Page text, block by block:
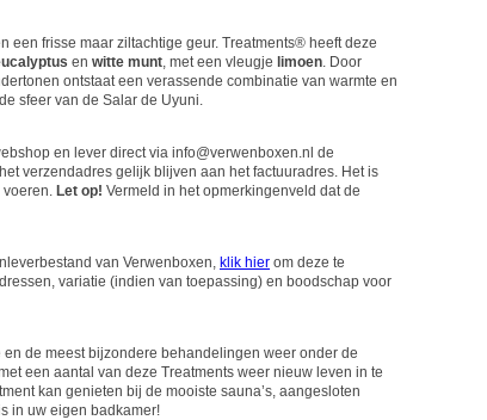
een frisse maar ziltachtige geur. Treatments® heeft deze
en witte munt, met een vleugje limoen. Door
ontstaat een verassende combinatie van warmte en
sfeer van de Salar de Uyuni.
en lever direct via info@verwenboxen.nl de
verzendadres gelijk blijven aan het factuuradres. Het is
Let op! Vermeld in het opmerkingenveld dat de
van Verwenboxen, klik hier om deze te
variatie (indien van toepassing) en boodschap voor
de meest bijzondere behandelingen weer onder de
een aantal van deze Treatments weer nieuw leven in te
kan genieten bij de mooiste sauna’s, aangesloten
in uw eigen badkamer!